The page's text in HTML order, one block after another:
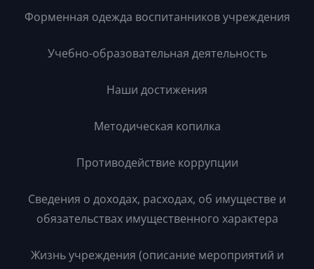
Форменная одежда воспитанников учреждения
Учебно-образовательная деятельность
Наши достижения
Методическая копилка
Противодействие коррупции
Сведения о доходах, расходах, об имуществе и
обязательствах имущественного характера
Жизнь учреждения (описание мероприятий и